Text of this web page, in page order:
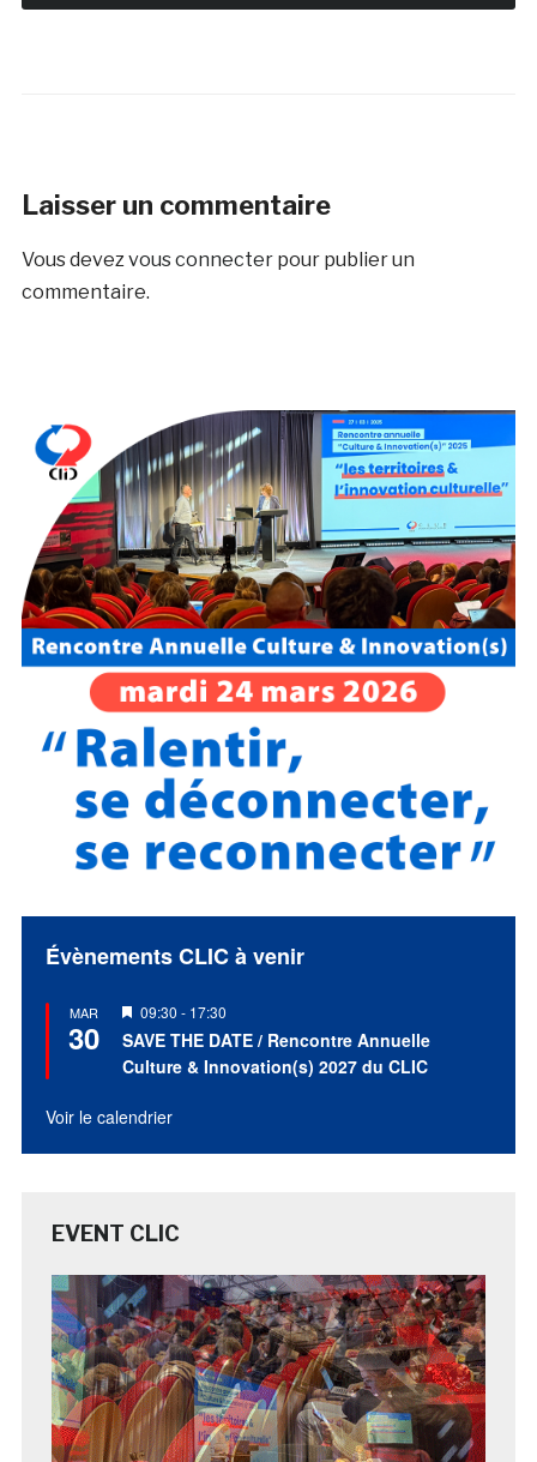
Laisser un commentaire
Vous devezvous connecterpour publier un
commentaire.
Évènements CLIC à venir
MAR
30
Mis
en
avant
09:30 - 17:30
SAVE THE DATE / Rencontre Annuelle
Culture & Innovation(s) 2027 du CLIC
Voir le calendrier
EVENT CLIC